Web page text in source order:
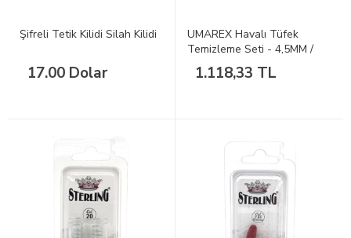
Şifreli Tetik Kilidi Silah Kilidi
17.00 Dolar
UMAREX Havalı Tüfek
Temizleme Seti - 4,5MM /
5,5MM
1.118,33 TL